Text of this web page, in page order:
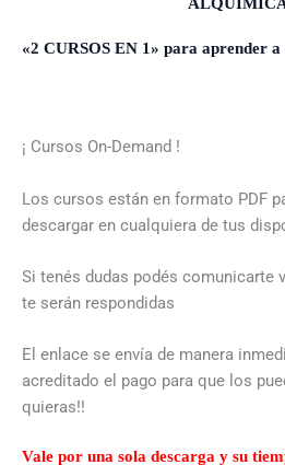
«2 CURSOS EN 1» para aprender
¡ Cursos On-Demand !
Los cursos están en formato PDF
descargar en cualquiera de tus
Si tenés dudas podés comunicarte
te serán respondidas
El enlace se envía de manera
acreditado el pago para que los
quieras!!
Vale por una sola descarga y su